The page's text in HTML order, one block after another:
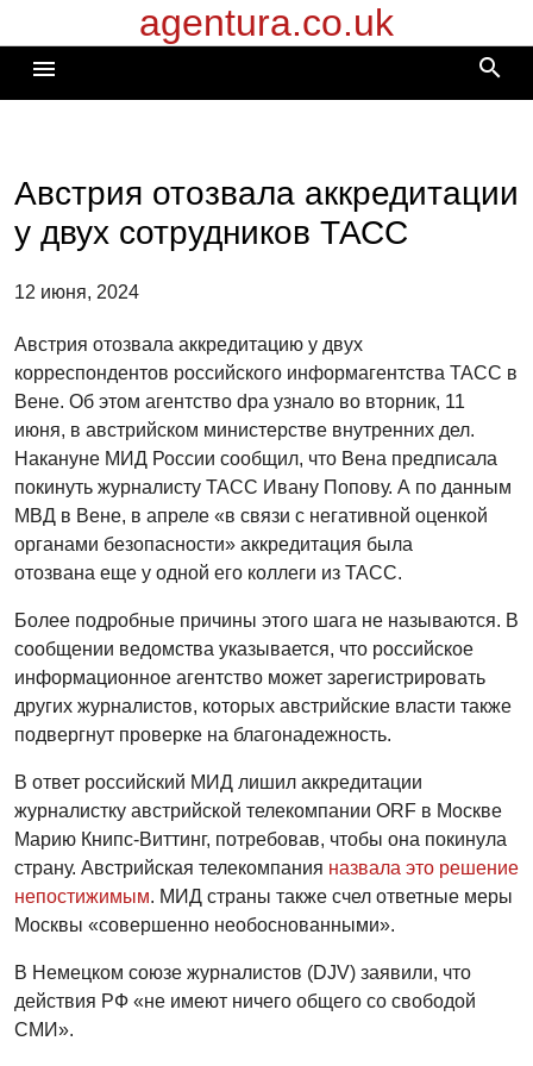
к
содержимому
agentura.co.uk
menu search
Австрия отозвала аккредитации
у двух сотрудников ТАСС
12 июня, 2024
Австрия отозвала аккредитацию у двух
корреспондентов российского информагентства ТАСС в
Вене. Об этом агентство dpa узнало во вторник, 11
июня, в австрийском министерстве внутренних дел.
Накануне МИД России сообщил, что Вена предписала
покинуть журналисту ТАСС Ивану Попову. А по данным
МВД в Вене, в апреле «в связи с негативной оценкой
органами безопасности» аккредитация была
отозвана еще у одной его коллеги из ТАСС.
Более подробные причины этого шага не называются. В
сообщении ведомства указывается, что российское
информационное агентство может зарегистрировать
других журналистов, которых австрийские власти также
подвергнут проверке на благонадежность.
В ответ российский МИД лишил аккредитации
журналистку австрийской телекомпании ORF в Москве
Марию Книпс-Виттинг, потребовав, чтобы она покинула
страну. Австрийская телекомпания назвала это решение
непостижимым. МИД страны также счел ответные меры
Москвы «совершенно необоснованными».
В Немецком союзе журналистов (DJV) заявили, что
действия РФ «не имеют ничего общего со свободой
СМИ».